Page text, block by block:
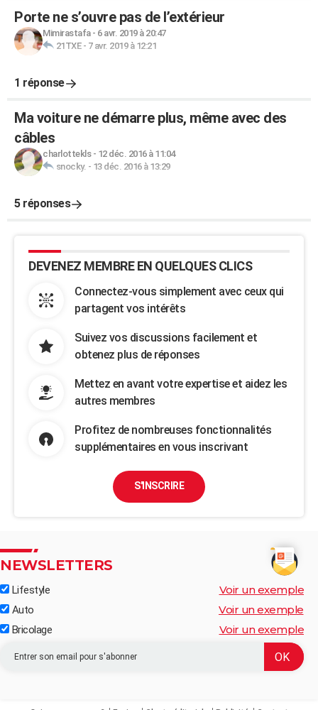
Porte ne s’ouvre pas de l’extérieur
Mimirastafa- 6 avr. 2019 à 20:47
21TXE- 7 avr. 2019 à 12:21
1 réponse
Ma voiture ne démarre plus, même avec des
câbles
charlottekls- 12 déc. 2016 à 11:04
snocky. - 13 déc. 2016 à 13:29
5 réponses
DEVENEZ MEMBRE EN QUELQUES CLICS
Connectez-vous simplement avec ceux qui
partagent vos intérêts
Suivez vos discussions facilement et
obtenez plus de réponses
Mettez en avant votre expertise et aidez les
autres membres
Profitez de nombreuses fonctionnalités
supplémentaires en vous inscrivant
S'INSCRIRE
NEWSLETTERS
Lifestyle Voir un exemple
Auto Voir un exemple
Bricolage Voir un exemple